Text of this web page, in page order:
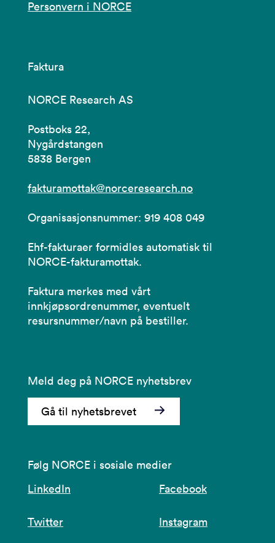
Personvern i NORCE
Faktura
NORCE Research AS
Postboks 22,
Nygårdstangen
5838 Bergen
fakturamottak@norceresearch.no
Organisasjonsnummer: 919 408 049
Ehf-fakturaer formidles automatisk til
NORCE-fakturamottak.
Faktura merkes med vårt
innkjøpsordrenummer, eventuelt
resursnummer/navn på bestiller.
Meld deg på NORCE nyhetsbrev
Gå til nyhetsbrevet
Følg NORCE i sosiale medier
LinkedIn
Facebook
Twitter Instagram